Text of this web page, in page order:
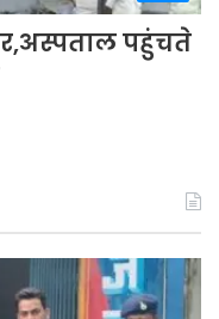
पहुंचते